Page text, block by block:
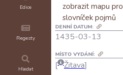
Edice
Regesty
Hledat
zobrazit mapu
slovníček pojmů
DENNÍ DATUM:
1435-03-13
MÍSTO VYDÁNÍ:
Žitava